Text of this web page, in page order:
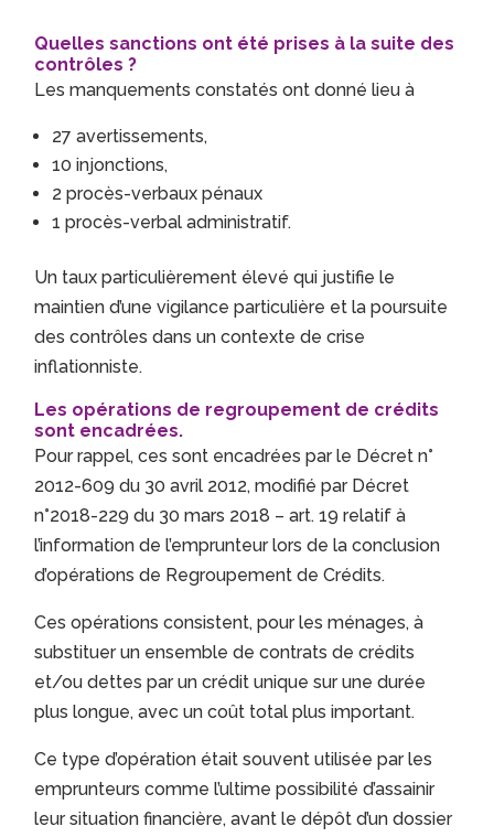
Quelles sanctions ont été prises à la suite des
contrôles ?
Les manquements constatés ont donné lieu à
27 avertissements,
10 injonctions,
2 procès-verbaux pénaux
1 procès-verbal administratif.
Un taux particulièrement élevé qui justifie le
maintien d’une vigilance particulière et la poursuite
des contrôles dans un contexte de crise
inflationniste.
Les opérations de regroupement de crédits
sont encadrées.
Pour rappel, ces sont encadrées par le Décret n°
2012-609 du 30 avril 2012, modifié par Décret
n°2018-229 du 30 mars 2018 – art. 19 relatif à
l’information de l’emprunteur lors de la conclusion
d’opérations de Regroupement de Crédits.
Ces opérations consistent, pour les ménages, à
substituer un ensemble de contrats de crédits
et/ou dettes par un crédit unique sur une durée
plus longue, avec un coût total plus important.
Ce type d’opération était souvent utilisée par les
emprunteurs comme l’ultime possibilité d’assainir
leur situation financière, avant le dépôt d’un dossier